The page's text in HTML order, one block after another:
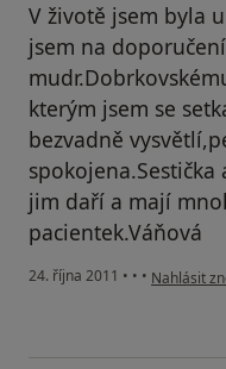
V životě jsem byla
jsem na
kterým jsem se
bezvadně
jim daří a mají
pacientek.Váňová
24. října 2011 • • • podle
Nahlásit